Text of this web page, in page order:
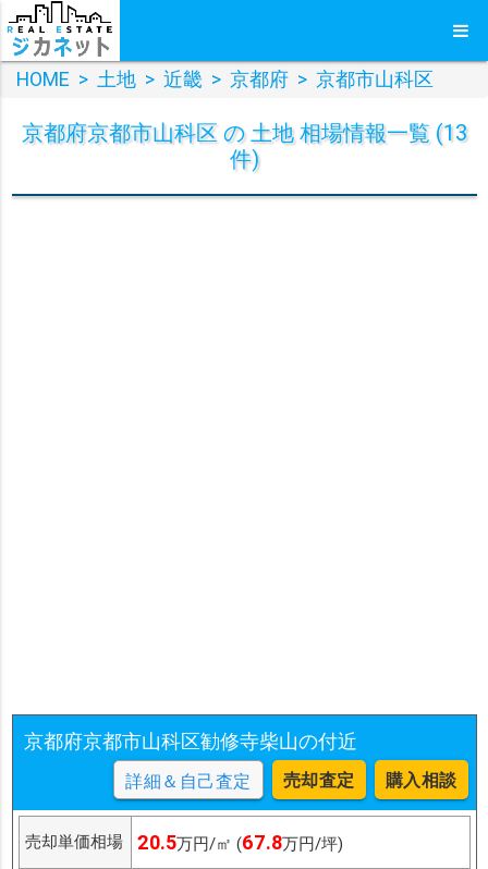
HOME > 土地 > 近畿 > 京都府 > 京都市山科区
京都府京都市山科区 の 土地 相場情報一覧 (13
件)
京都府京都市山科区勧修寺柴山の付近
詳細＆自己査定 売却査定 購入相談
売却単価相場 20.5万円/㎡ (67.8万円/坪)